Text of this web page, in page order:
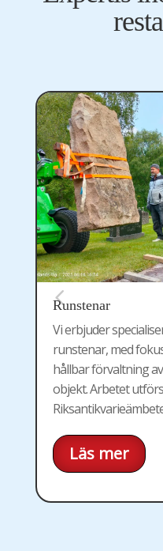
Runstenar
Vi erbjuder
runstenar, med
hållbar förvaltning
objekt. Arbetet
Läs mer